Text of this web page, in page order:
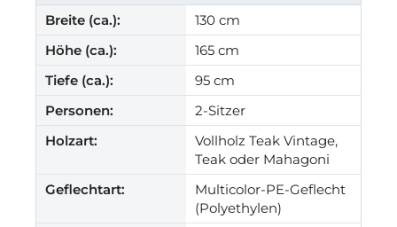
Breite (ca.):
130 cm
Höhe (ca.):
165 cm
Tiefe (ca.):
95 cm
Personen:
2-Sitzer
Holzart:
Vollholz Teak Vintage,
Teak oder Mahagoni
Geflechtart:
Multicolor-PE-Geflecht
(Polyethylen)